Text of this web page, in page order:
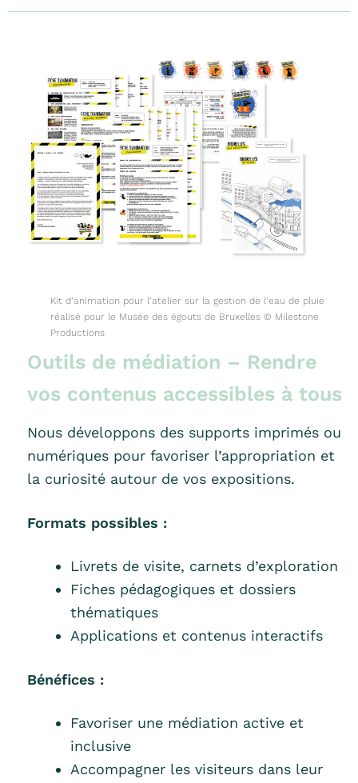
Kit d’animation pour l’atelier sur la gestion de l’eau de pluie
réalisé pour le Musée des égouts de Bruxelles © Milestone
Productions
Outils de médiation – Rendre
vos contenus accessibles à tous
Nous développons des supports imprimés ou
numériques pour favoriser l’appropriation et
la curiosité autour de vos expositions.
Formats possibles :
Livrets de visite, carnets d’exploration
Fiches pédagogiques et dossiers
thématiques
Applications et contenus interactifs
Bénéfices :
Favoriser une médiation active et
inclusive
Accompagner les visiteurs dans leur